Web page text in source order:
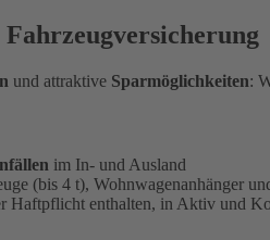
und attraktive Sparmöglichkeiten:
im In- und Ausland
(bis 4 t), Wohnwagenanhänger
Haftpflicht enthalten, in Aktiv und